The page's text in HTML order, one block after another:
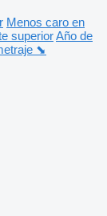
Menos caro en
superiorAño de
⬊